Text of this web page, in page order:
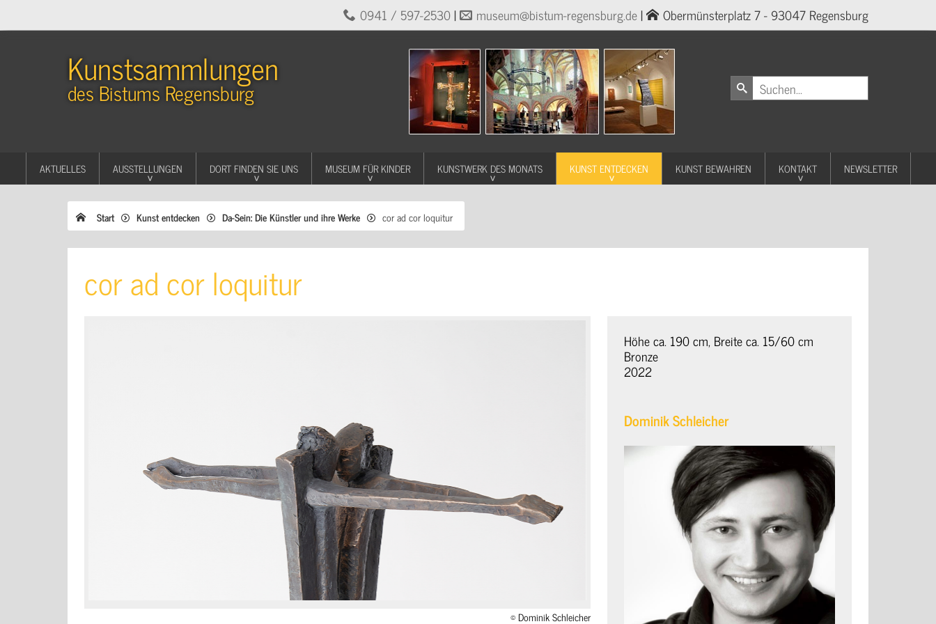
0941 / 597-2530| museum@bistum-regensburg.de| Obermünsterplatz 7 - 93047 Regensburg
Kunstsammlungen
des Bistums Regensburg
AKTUELLES AUSSTELLUNGEN DORT FINDEN SIE UNS MUSEUM FÜR KINDER KUNSTWERK DES MONATS KUNST ENTDECKEN KUNST BEWAHREN KONTAKT NEWSLETTER
Start Kunst entdecken Da-Sein: Die Künstler und ihre Werke cor ad cor loquitur
cor ad cor loquitur
© Dominik Schleicher
Höhe ca. 190 cm, Breite ca. 15/60 cm
Bronze
2022
Dominik Schleicher